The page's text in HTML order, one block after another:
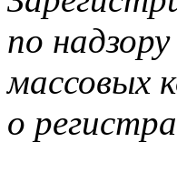
по
массовых
о